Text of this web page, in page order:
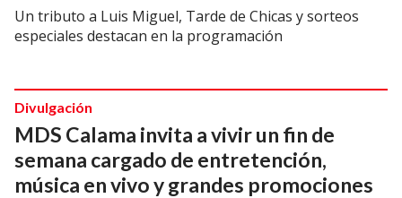
Un tributo a Luis Miguel, Tarde de Chicas y sorteos
especiales destacan en la programación
MDS Calama invita a vivir un fin de
semana cargado de entretención,
música en vivo y grandes promociones
Divulgación